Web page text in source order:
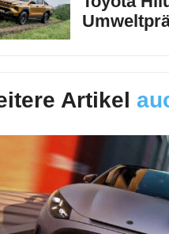
Artikel